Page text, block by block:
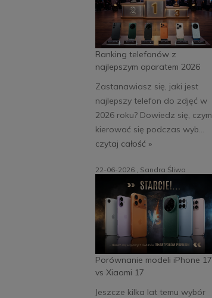
Ranking telefonów z
najlepszym aparatem 2026
Zastanawiasz się, jaki jest
najlepszy telefon do zdjęć w
2026 roku? Dowiedz się, czym
kierować się podczas wyb...
czytaj całość »
Porównanie modeli iPhone 17
vs Xiaomi 17
22-06-2026 , Sandra Śliwa
Jeszcze kilka lat temu wybór